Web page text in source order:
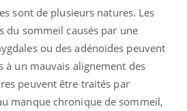
sont de plusieurs natures. Les
du sommeil causés par une
ou des adénoïdes peuvent
à un mauvais alignement des
peuvent être traités par
manque chronique de sommeil,